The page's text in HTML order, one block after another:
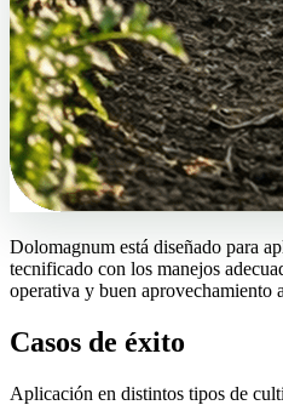
Dolomagnum está diseñado para
tecnificado con los manejos
operativa y buen aprovechamiento
Casos de éxito
Aplicación en distintos tipos de